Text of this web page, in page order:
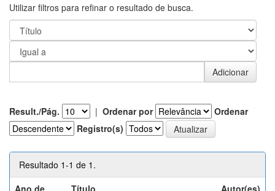
Utilizar filtros para refinar o resultado de busca.
Result./Pág. | Ordenar por
Ordenar
Registro(s)
Resultado 1-1 de 1.
Ano de
Título Autor(es)